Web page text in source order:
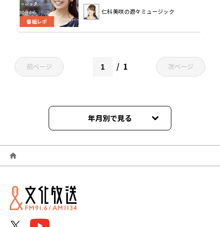
番組レポ
ジック」
仁科美咲の遊々ミュージック
前ページ 1 次ページ
年月別で見る
2026年07月
2026年06月
2026年05月